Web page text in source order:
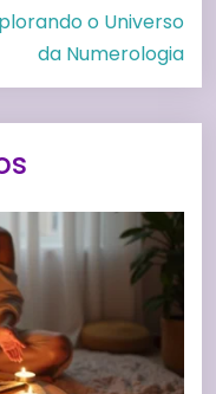
o Universo
da Numerologia